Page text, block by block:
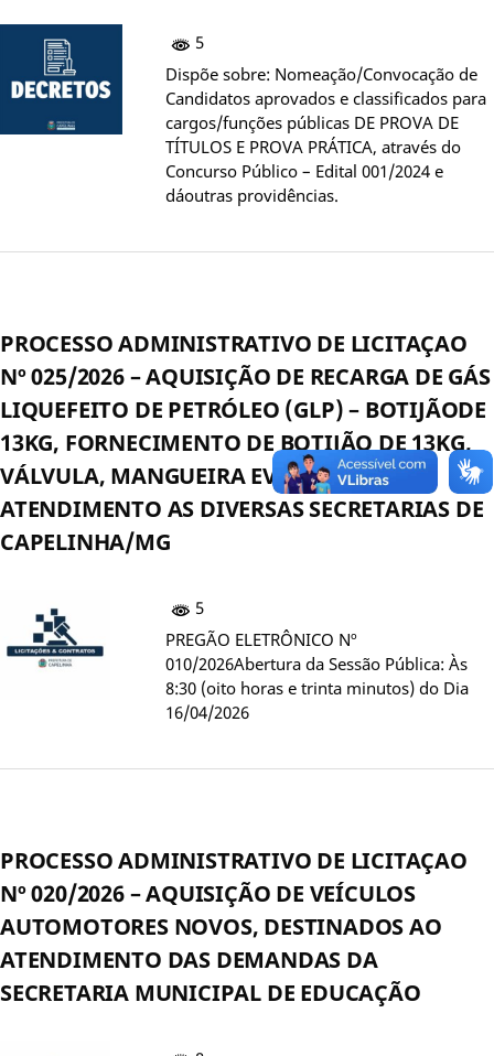
5
Dispõe sobre: Nomeação/Convocação de
Candidatos aprovados e classificados para
cargos/funções públicas DE PROVA DE
TÍTULOS E PROVA PRÁTICA, através do
Concurso Público – Edital 001/2024 e
dáoutras providências.
PROCESSO ADMINISTRATIVO DE LICITAÇAO
Nº 025/2026 – AQUISIÇÃO DE RECARGA DE GÁS
LIQUEFEITO DE PETRÓLEO (GLP) – BOTIJÃODE
13KG, FORNECIMENTO DE BOTIJÃO DE 13KG,
VÁLVULA, MANGUEIRA EVASILHAME EM
ATENDIMENTO AS DIVERSAS SECRETARIAS DE
CAPELINHA/MG
5
PREGÃO ELETRÔNICO Nº
010/2026Abertura da Sessão Pública: Às
8:30 (oito horas e trinta minutos) do Dia
16/04/2026
PROCESSO ADMINISTRATIVO DE LICITAÇAO
Nº 020/2026 – AQUISIÇÃO DE VEÍCULOS
AUTOMOTORES NOVOS, DESTINADOS AO
ATENDIMENTO DAS DEMANDAS DA
SECRETARIA MUNICIPAL DE EDUCAÇÃO